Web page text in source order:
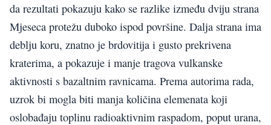
da rezultati pokazuju kako se razlike između dviju strana
Mjeseca protežu duboko ispod površine. Dalja strana ima
deblju koru, znatno je brdovitija i gusto prekrivena
kraterima, a pokazuje i manje tragova vulkanske
aktivnosti s bazaltnim ravnicama. Prema autorima rada,
uzrok bi mogla biti manja količina elemenata koji
oslobađaju toplinu radioaktivnim raspadom, poput urana,